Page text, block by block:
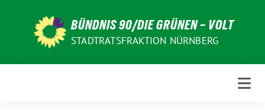
BÜNDNIS 90/DIE GRÜNEN – VOLT
STADTRATSFRAKTION NÜRNBERG